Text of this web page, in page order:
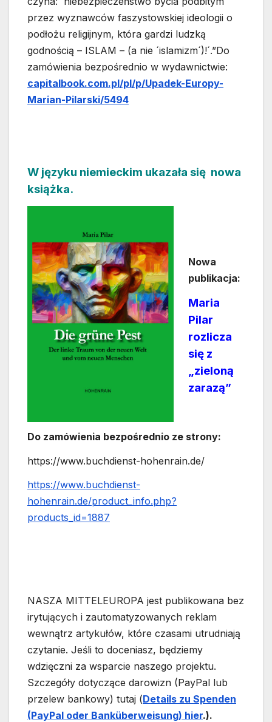
przez wyznawców faszystowskiej ideologii o
podłożu religijnym, która gardzi ludzką
godnością – ISLAM – (a nie ´islamizm´)!´.”Do
zamówienia bezpośrednio w wydawnictwie:
capitalbook.com.pl/pl/p/Upadek-Europy-
Marian-Pilarski/5494
W języku niemieckim ukazała się nowa
książka.
Nowa
publikacja:
Maria
Pilar
rozlicza
się z
„zieloną
zarazą”
Do zamówienia bezpośrednio ze strony:
https://www.buchdienst-hohenrain.de/
https://www.buchdienst-
hohenrain.de/product_info.php?
products_id=1887
NASZA MITTELEUROPA jest publikowana bez
irytujących i zautomatyzowanych reklam
wewnątrz artykułów, które czasami utrudniają
czytanie. Jeśli to doceniasz, będziemy
wdzięczni za wsparcie naszego projektu.
Szczegóły dotyczące darowizn (PayPal lub
przelew bankowy) tutaj (Details zu Spenden
(PayPal oder Banküberweisung) hier.).